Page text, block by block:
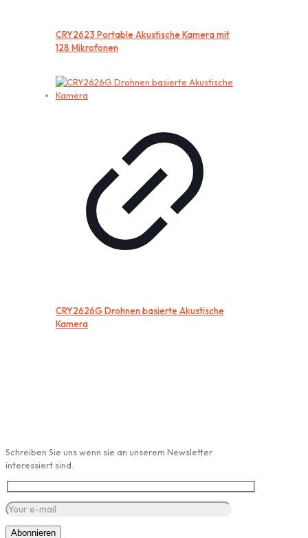
CRY2623 Portable Akustische Kamera mit
128 Mikrofonen
CRY2626G Drohnen basierte Akustische
Kamera
Schreiben Sie uns wenn sie an unserem Newsletter
interessiert sind.